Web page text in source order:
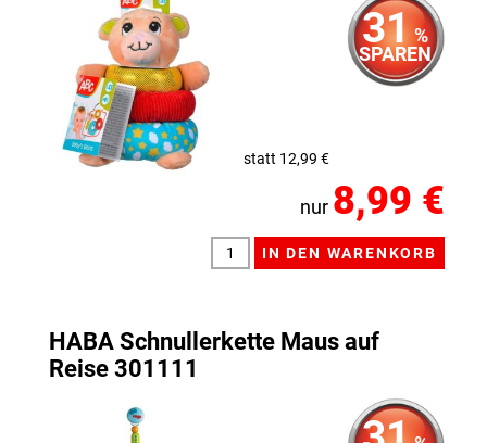
31 %
SPAREN
statt 12,99 €
nur 8,99 €
HABA Schnullerkette Maus auf
Reise 301111